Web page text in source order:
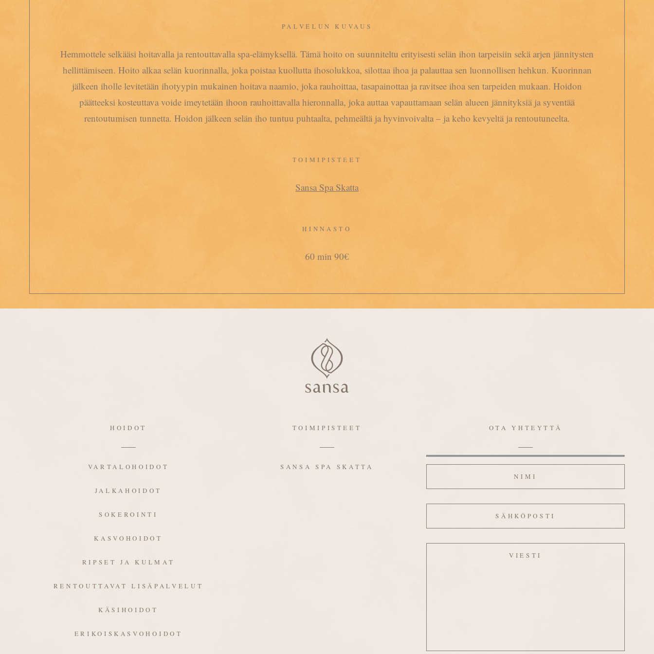
PALVELUN KUVAUS
Hemmottele selkääsi hoitavalla ja rentouttavalla spa-elämyksellä. Tämä hoito on suunniteltu erityisesti selän ihon tarpeisiin sekä arjen jännitysten
hellittämiseen. Hoito alkaa selän kuorinnalla, joka poistaa kuollutta ihosolukkoa, silottaa ihoa ja palauttaa sen luonnollisen hehkun. Kuorinnan
jälkeen iholle levitetään ihotyypin mukainen hoitava naamio, joka rauhoittaa, tasapainottaa ja ravitsee ihoa sen tarpeiden mukaan. Hoidon
päätteeksi kosteuttava voide imeytetään ihoon rauhoittavalla hieronnalla, joka auttaa vapauttamaan selän alueen jännityksiä ja syventää
rentoutumisen tunnetta. Hoidon jälkeen selän iho tuntuu puhtaalta, pehmeältä ja hyvinvoivalta – ja keho kevyeltä ja rentoutuneelta.
TOIMIPISTEET
Sansa Spa Skatta
HINNASTO
60 min 90€
HOIDOT
VARTALOHOIDOT
JALKAHOIDOT
SOKEROINTI
KASVOHOIDOT
RIPSET JA KULMAT
RENTOUTTAVAT LISÄPALVELUT
KÄSIHOIDOT
ERIKOISKASVOHOIDOT
TOIMIPISTEET
SANSA SPA SKATTA
OTA YHTEYTTÄ
Nimi
Sähköposti
Viesti